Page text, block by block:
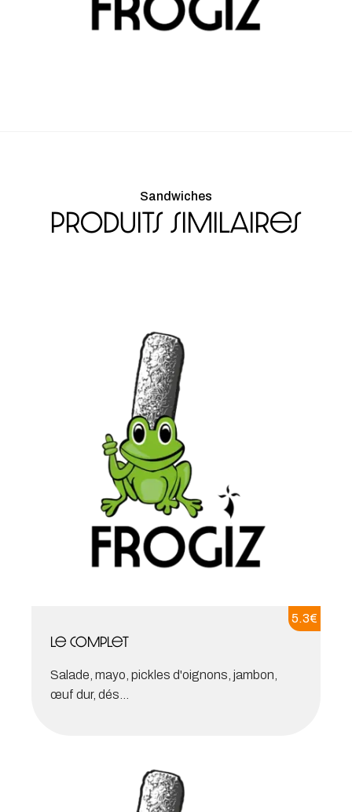
Sandwiches
Produits similaires
5.3€
Le complet
Salade, mayo, pickles d'oignons, jambon,
œuf dur, dés...